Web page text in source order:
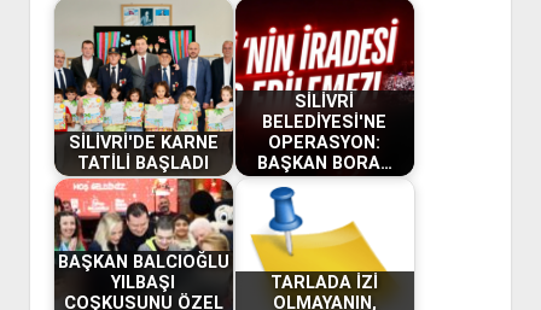
SİLİVRİ'DE KARNE
TATİLİ BAŞLADI
SİLİVRİ
BELEDİYESİ'NE
OPERASYON:
BAŞKAN BORA…
BAŞKAN BALCIOĞLU
YILBAŞI
COŞKUSUNU ÖZEL
TARLADA İZİ
OLMAYANIN,